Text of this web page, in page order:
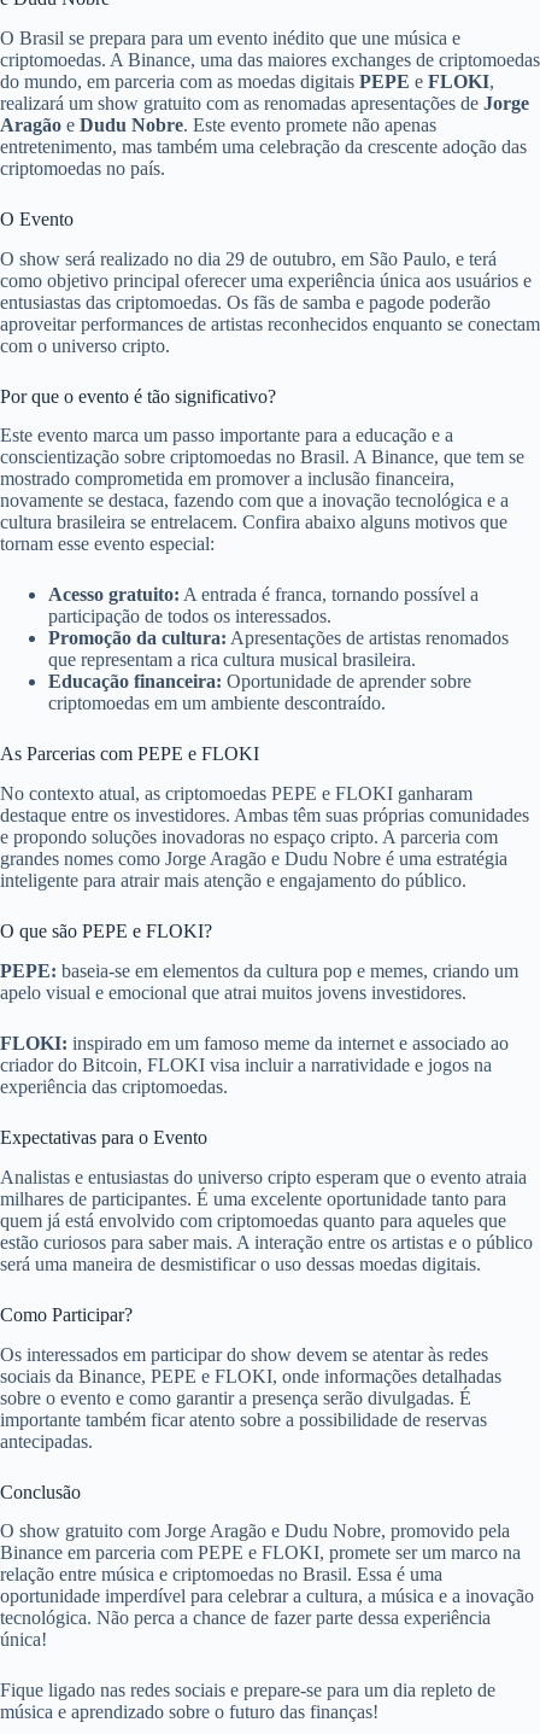
O Brasil se prepara para um evento inédito que une música e
criptomoedas. A Binance, uma das maiores exchanges de criptomoedas
do mundo, em parceria com as moedas digitais PEPE e FLOKI,
realizará um show gratuito com as renomadas apresentações de Jorge
Aragão e Dudu Nobre. Este evento promete não apenas
entretenimento, mas também uma celebração da crescente adoção das
criptomoedas no país.
O Evento
O show será realizado no dia 29 de outubro, em São Paulo, e terá
como objetivo principal oferecer uma experiência única aos usuários e
entusiastas das criptomoedas. Os fãs de samba e pagode poderão
aproveitar performances de artistas reconhecidos enquanto se conectam
com o universo cripto.
Por que o evento é tão significativo?
Este evento marca um passo importante para a educação e a
conscientização sobre criptomoedas no Brasil. A Binance, que tem se
mostrado comprometida em promover a inclusão financeira,
novamente se destaca, fazendo com que a inovação tecnológica e a
cultura brasileira se entrelacem. Confira abaixo alguns motivos que
tornam esse evento especial:
Acesso gratuito: A entrada é franca, tornando possível a
participação de todos os interessados.
Promoção da cultura: Apresentações de artistas renomados
que representam a rica cultura musical brasileira.
Educação financeira: Oportunidade de aprender sobre
criptomoedas em um ambiente descontraído.
As Parcerias com PEPE e FLOKI
No contexto atual, as criptomoedas PEPE e FLOKI ganharam
destaque entre os investidores. Ambas têm suas próprias comunidades
e propondo soluções inovadoras no espaço cripto. A parceria com
grandes nomes como Jorge Aragão e Dudu Nobre é uma estratégia
inteligente para atrair mais atenção e engajamento do público.
O que são PEPE e FLOKI?
PEPE: baseia-se em elementos da cultura pop e memes, criando um
apelo visual e emocional que atrai muitos jovens investidores.
FLOKI: inspirado em um famoso meme da internet e associado ao
criador do Bitcoin, FLOKI visa incluir a narratividade e jogos na
experiência das criptomoedas.
Expectativas para o Evento
Analistas e entusiastas do universo cripto esperam que o evento atraia
milhares de participantes. É uma excelente oportunidade tanto para
quem já está envolvido com criptomoedas quanto para aqueles que
estão curiosos para saber mais. A interação entre os artistas e o público
será uma maneira de desmistificar o uso dessas moedas digitais.
Como Participar?
Os interessados em participar do show devem se atentar às redes
sociais da Binance, PEPE e FLOKI, onde informações detalhadas
sobre o evento e como garantir a presença serão divulgadas. É
importante também ficar atento sobre a possibilidade de reservas
antecipadas.
Conclusão
O show gratuito com Jorge Aragão e Dudu Nobre, promovido pela
Binance em parceria com PEPE e FLOKI, promete ser um marco na
relação entre música e criptomoedas no Brasil. Essa é uma
oportunidade imperdível para celebrar a cultura, a música e a inovação
tecnológica. Não perca a chance de fazer parte dessa experiência
única!
Fique ligado nas redes sociais e prepare-se para um dia repleto de
música e aprendizado sobre o futuro das finanças!